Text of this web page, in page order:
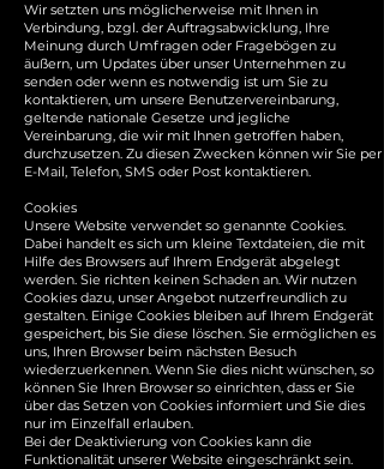
Wir setzten uns möglicherweise mit Ihnen in
Verbindung, bzgl. der Auftragsabwicklung, Ihre
Meinung durch Umfragen oder Fragebögen zu
äußern, um Updates über unser Unternehmen zu
senden oder wenn es notwendig ist um Sie zu
kontaktieren, um unsere Benutzervereinbarung,
geltende nationale Gesetze und jegliche
Vereinbarung, die wir mit Ihnen getroffen haben,
durchzusetzen. Zu diesen Zwecken können wir Sie per
E-Mail, Telefon, SMS oder Post kontaktieren.
Cookies
Unsere Website verwendet so genannte Cookies.
Dabei handelt es sich um kleine Textdateien, die mit
Hilfe des Browsers auf Ihrem Endgerät abgelegt
werden. Sie richten keinen Schaden an. Wir nutzen
Cookies dazu, unser Angebot nutzerfreundlich zu
gestalten. Einige Cookies bleiben auf Ihrem Endgerät
gespeichert, bis Sie diese löschen. Sie ermöglichen es
uns, Ihren Browser beim nächsten Besuch
wiederzuerkennen. Wenn Sie dies nicht wünschen, so
können Sie Ihren Browser so einrichten, dass er Sie
über das Setzen von Cookies informiert und Sie dies
nur im Einzelfall erlauben.
Bei der Deaktivierung von Cookies kann die
Funktionalität unserer Website eingeschränkt sein.